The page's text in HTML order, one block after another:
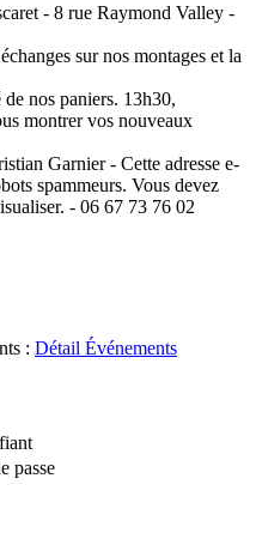
- 8 rue Raymond Valley -
sur nos montages et la
nos paniers. 13h30,
montrer vos nouveaux
Garnier - Cette adresse e-
spammeurs. Vous devez
- 06 67 73 76 02
: Détail Événements
passe